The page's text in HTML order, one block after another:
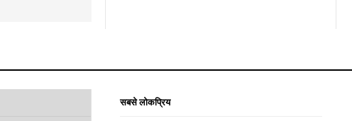
सबसे लोकप्रिय